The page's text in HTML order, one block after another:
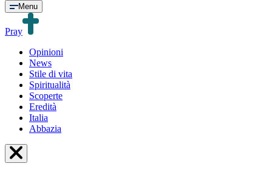
Menu
Pray
Opinioni
News
Stile di vita
Spiritualità
Scoperte
Eredità
Italia
Abbazia